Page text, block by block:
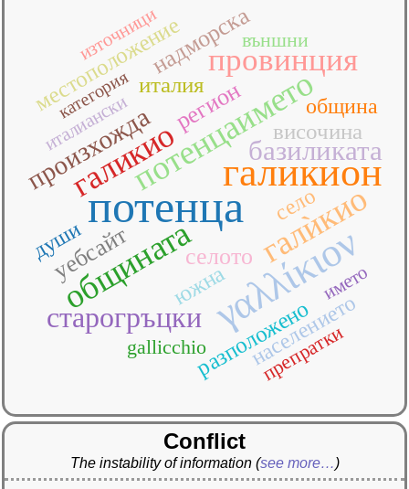
потенца
γαλλίκιον
галикион
галѝкио
общината
потенцаимето
галикио
провинция
старогръцки
базиликата
произхожда
надморска
регион
селото
уебсайт
височина
италия
местоположение
разположено
южна
души
населението
община
село
gallicchio
външни
препратки
източници
името
италиански
категория
Conflict
The instability of information (see more…)